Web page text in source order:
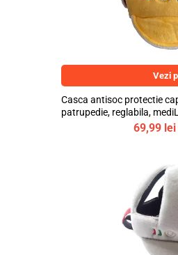
Vezi
Casca antisoc protectie
patrupedie, reglabila,
69,99 lei